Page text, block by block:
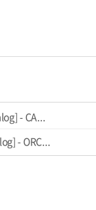
- CA...
- ORC...